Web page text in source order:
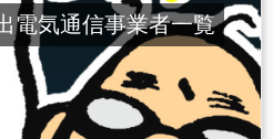
電気通信事業者一覧